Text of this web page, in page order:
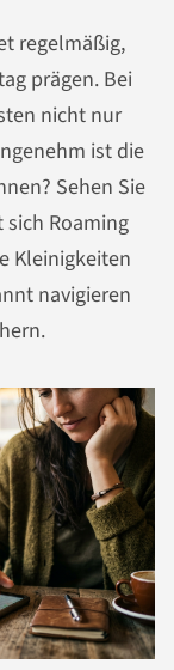
regelmäßig,
prägen. Bei
nicht nur
ist die
Sehen Sie
Roaming
Kleinigkeiten
navigieren